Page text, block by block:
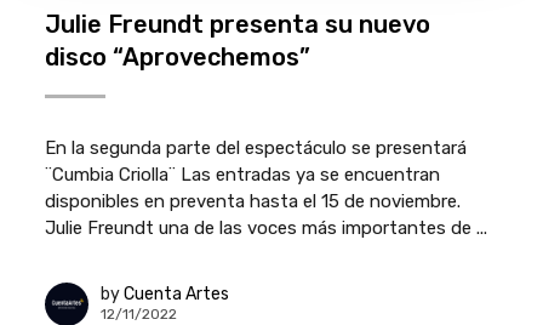
Julie Freundt presenta su nuevo
disco “Aprovechemos”
En la segunda parte del espectáculo se presentará
¨Cumbia Criolla¨ Las entradas ya se encuentran
disponibles en preventa hasta el 15 de noviembre.
Julie Freundt una de las voces más importantes de ...
by Cuenta Artes
12/11/2022